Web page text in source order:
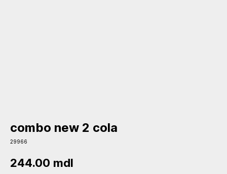
combo new 2 cola
29966
244.00 mdl